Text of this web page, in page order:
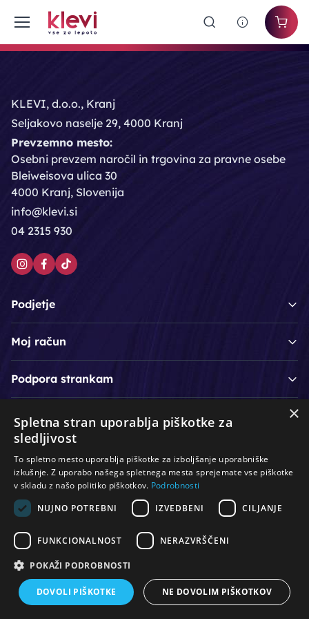
KLEVI, d.o.o., Kranj
Seljakovo naselje 29, 4000 Kranj
Prevzemno mesto:
Osebni prevzem naročil in trgovina za pravne osebe
Bleiweisova ulica 30
4000 Kranj, Slovenija
info@klevi.si
04 2315 930
Podjetje
Moj račun
Podpora strankam
Lasje & nega las Roke & nohti /
Oprema za salone / Čistoča & zaščita / Ostalo
×
Spletna stran uporablja piškotke za
sledljivost
To spletno mesto uporablja piškotke za izboljšanje uporabniške
izkušnje. Z uporabo našega spletnega mesta sprejemate vse piškotke
v skladu z našo politiko piškotkov. Podrobnosti
NUJNO POTREBNI
IZVEDBENI CILJANJE
FUNKCIONALNOST NERAZVRŠČENI
POKAŽI PODROBNOSTI
DOVOLI PIŠKOTKE NE DOVOLIM PIŠKOTKOV